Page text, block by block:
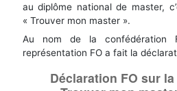
au diplôme national de master,
« Trouver mon master ».
Au nom de la confédération
représentation FO a fait la
Déclaration FO sur